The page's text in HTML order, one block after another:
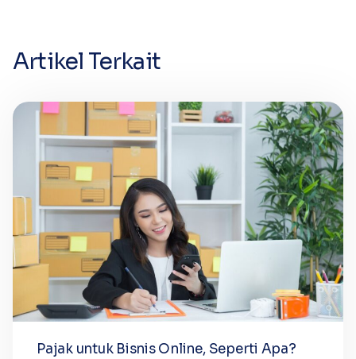
Artikel Terkait
Pajak untuk Bisnis Online, Seperti Apa?